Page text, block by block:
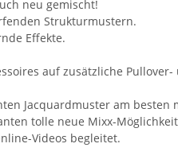
neu gemischt!
Strukturmustern.
Effekte.
auf zusätzliche
Jacquardmuster am
tolle neue Mixx-
Videos begleitet.